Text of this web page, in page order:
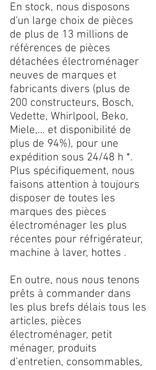
En stock, nous disposons
d'un large choix de pièces
de plus de 13 millions de
références de pièces
détachées électroménager
neuves de marques et
fabricants divers (plus de
200 constructeurs, Bosch,
Vedette, Whirlpool, Beko,
Miele,... et disponibilité de
plus de 94%), pour une
expédition sous 24/48 h *.
Plus spécifiquement, nous
faisons attention à toujours
disposer de toutes les
marques des pièces
électroménager les plus
récentes pour réfrigérateur,
machine à laver, hottes .
En outre, nous nous tenons
prêts à commander dans
les plus brefs délais tous les
articles, pièces
électroménager, petit
ménager, produits
d’entretien, consommables,